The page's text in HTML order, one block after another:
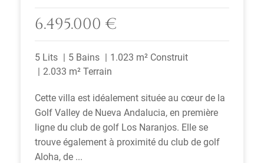
6.495.000 €
5 Lits 5 Bains
1.023 m² Construit
2.033 m² Terrain
Cette villa est idéalement située au cœur de la
Golf Valley de Nueva Andalucia, en première
ligne du club de golf Los Naranjos. Elle se
trouve également à proximité du club de golf
Aloha, de ...